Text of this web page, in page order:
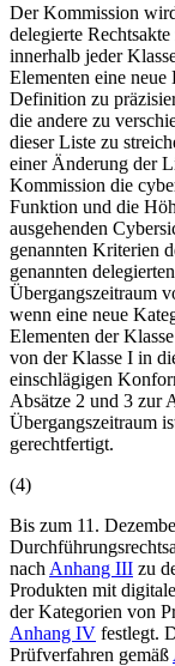
Der Kommission
delegierte
innerhalb jeder
Elementen eine
Definition zu
die andere zu
dieser Liste zu
einer Änderung der
Kommission die
Funktion und die
ausgehenden
genannten Kriterien
genannten
Übergangszeitraum
wenn eine neue
Elementen der
von der Klasse I in
einschlägigen
Absätze 2 und 3 zur
Übergangszeitraum
gerechtfertigt.
(4)
Bis zum 11.
nach Anhang III zu
Produkten mit
der Kategorien von
Anhang IV festlegt.
Prüfverfahren gemäß